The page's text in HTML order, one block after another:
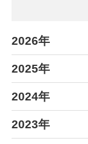
2026年
2025年
2024年
2023年